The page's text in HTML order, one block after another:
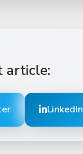
article:
LinkedIn